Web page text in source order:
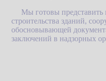
Мы готовы представить
строительства зданий,
обосновывающей
заключений в надзорных